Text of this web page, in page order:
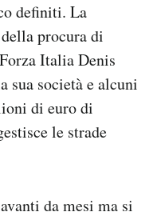
definiti. La
procura di
Italia Denis
sua società e alcuni
di euro di
le strade
da mesi ma si